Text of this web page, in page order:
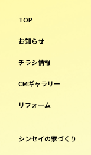
TOP
お知らせ
チラシ情報
CMギャラリー
リフォーム
シンセイの家づくり